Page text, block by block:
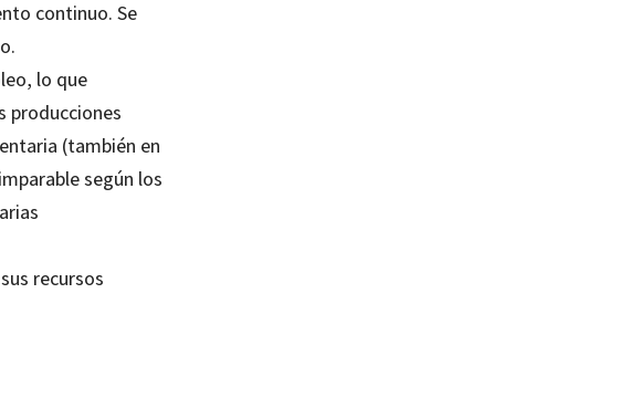
continuo. Se
lo que
producciones
(también en
según los
recursos